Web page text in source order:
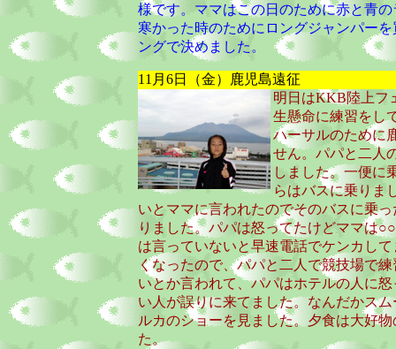
様です。ママはこの日のために赤と青
寒かった時のためにロングジャンパー
ングで決めました。
11月6日（金）鹿児島遠征
明日はKKB陸上フ
生懸命に練習をし
ハーサルのために
せん。パパと二人
しました。一便に
らはバスに乗りま
いとママに言われたのでそのバスに乗
りました。パパは怒ってたけどママは
は言っていないと早速電話でケンカし
くなったので、パパと二人で競技場で
いとか言われて、パパはホテルの人に
い人が誤りに来てました。なんだかス
ルカのショーを見ました。夕食は大好
た。